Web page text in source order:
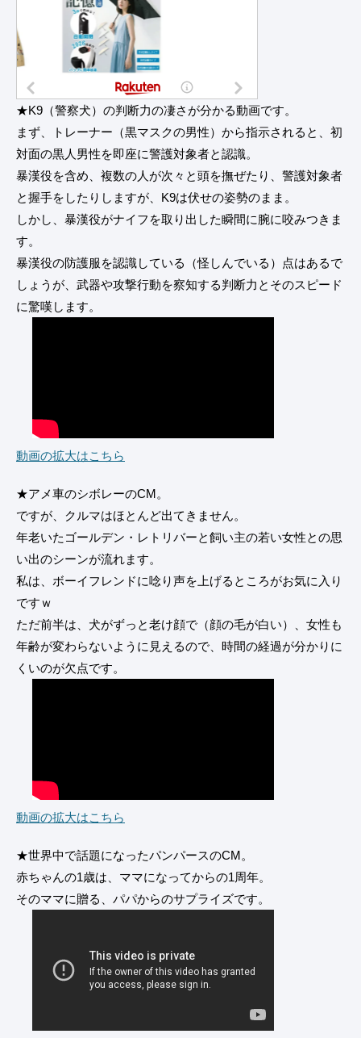
★K9（警察犬）の判断力の凄さが分かる動画です。
まず、トレーナー（黒マスクの男性）から指示されると、初
対面の黒人男性を即座に警護対象者と認識。
暴漢役を含め、複数の人が次々と頭を撫ぜたり、警護対象者
と握手をしたりしますが、K9は伏せの姿勢のまま。
しかし、暴漢役がナイフを取り出した瞬間に腕に咬みつきま
す。
暴漢役の防護服を認識している（怪しんでいる）点はあるで
しょうが、武器や攻撃行動を察知する判断力とそのスピード
に驚嘆します。
動画の拡大はこちら
★アメ車のシボレーのCM。
ですが、クルマはほとんど出てきません。
年老いたゴールデン・レトリバーと飼い主の若い女性との思
い出のシーンが流れます。
私は、ボーイフレンドに唸り声を上げるところがお気に入り
ですｗ
ただ前半は、犬がずっと老け顔で（顔の毛が白い）、女性も
年齢が変わらないように見えるので、時間の経過が分かりに
くいのが欠点です。
動画の拡大はこちら
★世界中で話題になったパンパースのCM。
赤ちゃんの1歳は、ママになってからの1周年。
そのママに贈る、パパからのサプライズです。